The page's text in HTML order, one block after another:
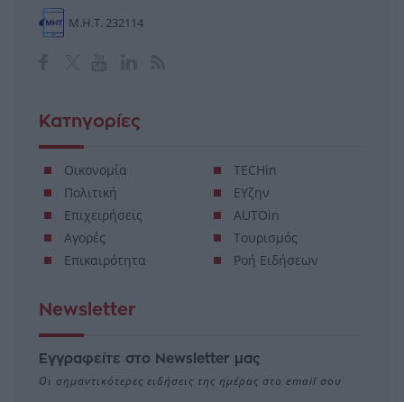
Μ.Η.Τ. 232114
Κατηγορίες
Οικονομία
Πολιτική
Επιχειρήσεις
Αγορές
Επικαιρότητα
TECHin
ΕΥζην
AUTOin
Τουρισμός
Ροή Ειδήσεων
Newsletter
Εγγραφείτε στο Newsletter μας
Οι σημαντικότερες ειδήσεις της ημέρας στο email σου